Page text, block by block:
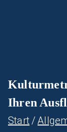
Ihren
Start